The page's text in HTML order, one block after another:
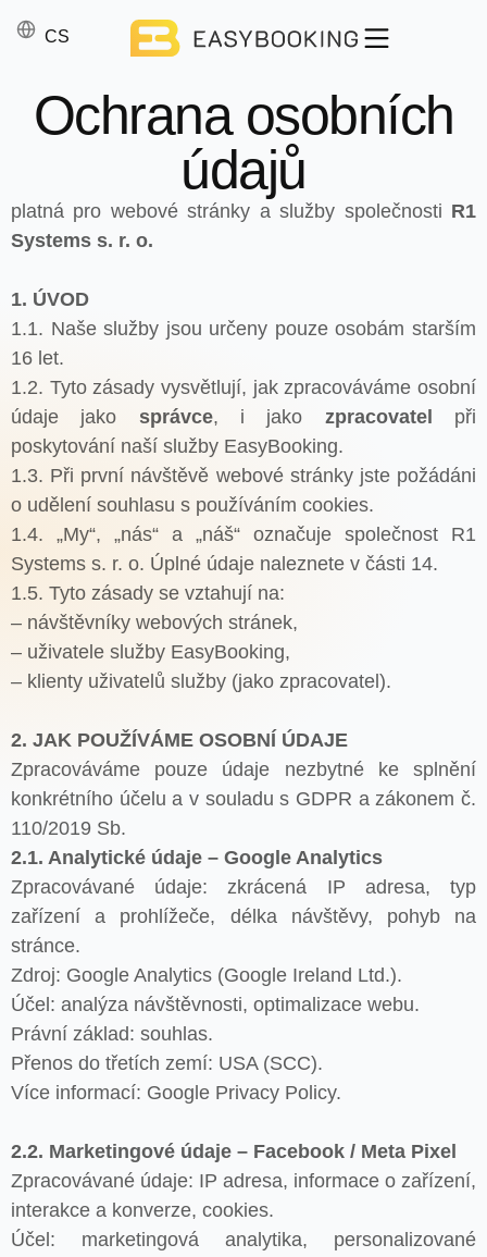
CS
EN
Ochrana osobních
údajů
platná pro webové stránky a služby společnosti R1
Systems s. r. o.
1. ÚVOD
1.1. Naše služby jsou určeny pouze osobám starším
16 let.
1.2. Tyto zásady vysvětlují, jak zpracováváme osobní
údaje jako správce, i jako zpracovatel
při
poskytování naší služby EasyBooking.
1.3. Při první návštěvě webové stránky jste požádáni
o udělení souhlasu s používáním cookies.
1.4. „My“, „nás“ a „náš“ označuje společnost R1
Systems s. r. o. Úplné údaje naleznete v části 14.
1.5. Tyto zásady se vztahují na:
– návštěvníky webových stránek,
– uživatele služby EasyBooking,
– klienty uživatelů služby (jako zpracovatel).
2. JAK POUŽÍVÁME OSOBNÍ ÚDAJE
Zpracováváme pouze údaje nezbytné ke splnění
konkrétního účelu a v souladu s GDPR a zákonem č.
110/2019 Sb.
2.1. Analytické údaje – Google Analytics
Zpracovávané údaje: zkrácená IP adresa, typ
zařízení a prohlížeče, délka návštěvy, pohyb na
stránce.
Zdroj: Google Analytics (Google Ireland Ltd.).
Účel: analýza návštěvnosti, optimalizace webu.
Právní základ: souhlas.
Přenos do třetích zemí: USA (SCC).
Více informací: Google Privacy Policy.
2.2. Marketingové údaje – Facebook / Meta Pixel
Zpracovávané údaje: IP adresa, informace o zařízení,
interakce a konverze, cookies.
Účel: marketingová analytika, personalizované